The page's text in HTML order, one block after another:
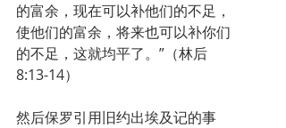
的富余，现在可以补他们的不足，
使他们的富余，将来也可以补你们
的不足，这就均平了。”（林后
8:13-14）
然后保罗引用旧约出埃及记的事